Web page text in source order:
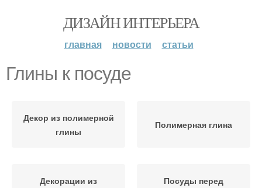
ДИЗАЙН ИНТЕРЬЕРА
главная новости статьи
Глины к посуде
Декор из полимерной
глины
Полимерная глина
Декорации из
Посуды перед